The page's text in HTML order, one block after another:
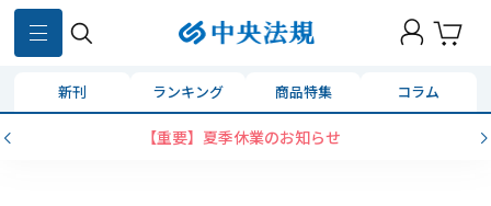
新刊 ランキング 商品特集 コラム
【重要】夏季休業のお知らせ